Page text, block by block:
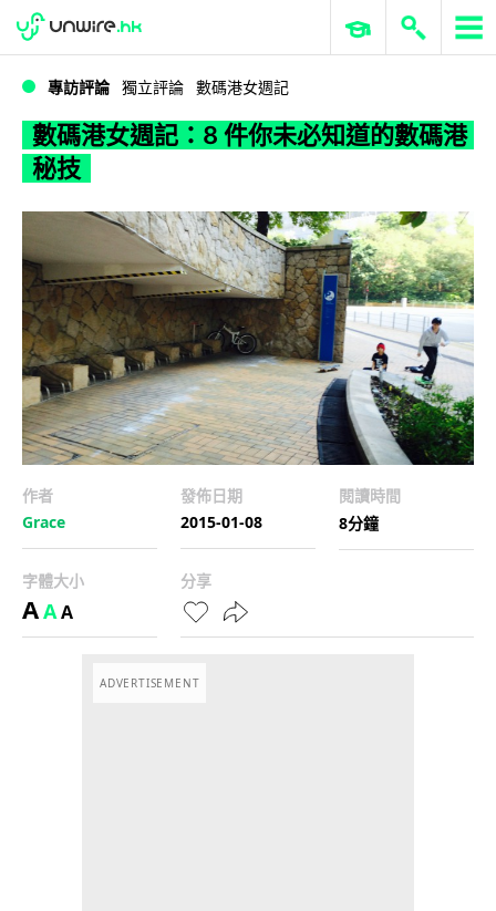
數碼港女週記：8 件你未必知道的數碼港秘技
WWDC 2026 ERP 與商業 AI
專訪評論 獨立評論 數碼港女週記
數碼港女週記：8 件你未必知道的數碼港
秘技
作者
Grace
發佈日期
2015-01-08
閱讀時間
8分鐘
字體大小
AAA
分享
ADVERTISEMENT